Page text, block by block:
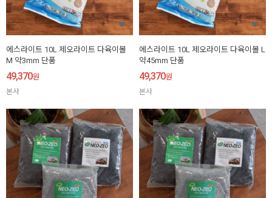
에스라이트 10L 제오라이트 다육이볼
M 약3mm 단품
49,370원
본사
에스라이트 10L 제오라이트 다육이볼 L
약45mm 단품
49,370원
본사